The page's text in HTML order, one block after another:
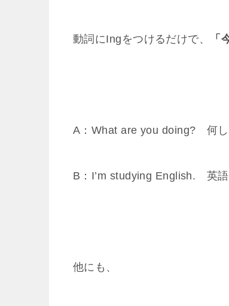
動詞にIngをつけるだけで、 「
A：What are you doing? 何し
B：I’m studying English. 英語
他にも、